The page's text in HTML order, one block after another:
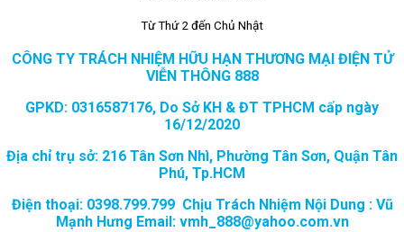
Từ Thứ 2 đến Chủ Nhật
CÔNG TY TRÁCH NHIỆM HỮU HẠN THƯƠNG MẠI ĐIỆN TỬ
VIỄN THÔNG 888
GPKD: 0316587176, Do Sở KH & ĐT TPHCM cấp ngày
16/12/2020
Địa chỉ trụ sở: 216 Tân Sơn Nhì, Phường Tân Sơn, Quận Tân
Phú, Tp.HCM
Điện thoại: 0398.799.799 Chịu Trách Nhiệm Nội Dung : Vũ
Mạnh Hưng Email: vmh_888@yahoo.com.vn